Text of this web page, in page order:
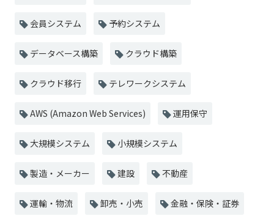
会員システム 予約システム
データベース構築 クラウド構築
クラウド移行 テレワークシステム
AWS (Amazon Web Services) 運用保守
大規模システム 小規模システム
製造・メーカー 建設 不動産
運輸・物流 卸売・小売 金融・保険・証券